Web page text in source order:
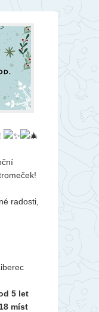
radosti,
5 let
18 míst